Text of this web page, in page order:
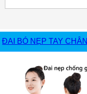
ĐAI BÓ NẸP TAY CHÂN